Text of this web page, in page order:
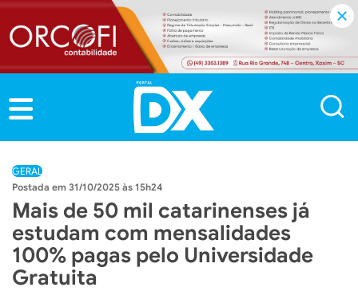
GERAL
31/10/2025 às 15h24
Mais de 50 mil catarinenses já
estudam com mensalidades
100% pagas pelo Universidade
Gratuita